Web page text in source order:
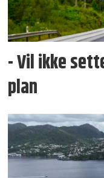
- Vil ikke
plan